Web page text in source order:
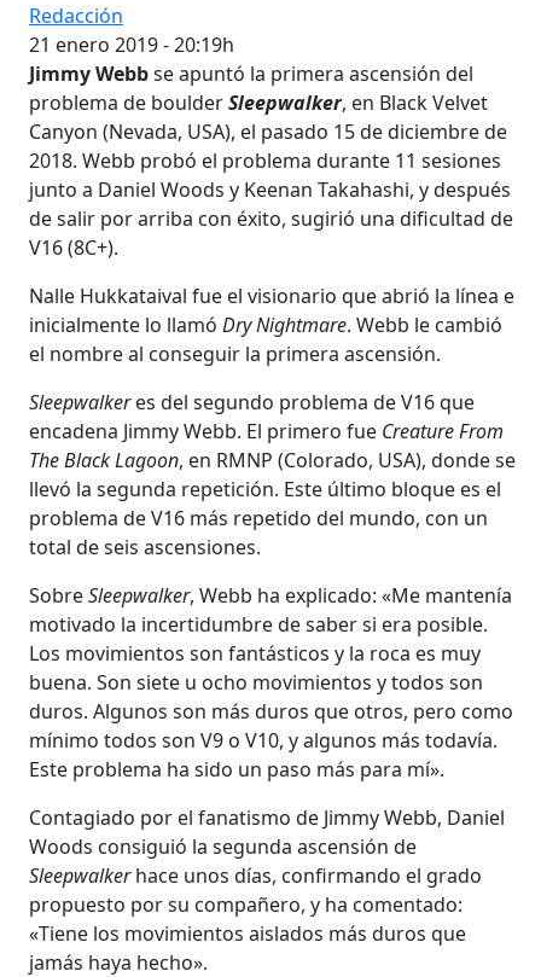
Redacción
21 enero 2019 - 20:19h
Jimmy Webbse apuntó la primera ascensión del
problema de boulderSleepwalker, en Black Velvet
Canyon (Nevada, USA), el pasado 15 de diciembre de
2018. Webb probó el problema durante 11 sesiones
junto a Daniel Woods y Keenan Takahashi, y después
de salir por arriba con éxito, sugirió una dificultad de
V16 (8C+).
Nalle Hukkataival fue el visionario que abrió la línea e
inicialmente lo llamó Dry Nightmare. Webb le cambió
el nombre al conseguir la primera ascensión.
Sleepwalkeres del segundo problema de V16 que
encadena Jimmy Webb. El primero fue Creature From
The Black Lagoon, en RMNP (Colorado, USA), donde se
llevó la segunda repetición. Este último bloque es el
problema de V16 más repetido del mundo, con un
total de seis ascensiones.
SobreSleepwalker, Webb ha explicado: «Me mantenía
motivado la incertidumbre de saber si era posible.
Los movimientos son fantásticos y la roca es muy
buena. Son siete u ocho movimientos y todos son
duros. Algunos son más duros que otros, pero como
mínimo todos son V9 o V10, y algunos más todavía.
Este problema ha sido un paso más para mí».
Contagiado por el fanatismo de Jimmy Webb, Daniel
Woods consiguió la segunda ascensión de
Sleepwalkerhace unos días, confirmando el grado
propuesto por su compañero, y ha comentado:
«Tiene los movimientos aislados más duros que
jamás haya hecho».